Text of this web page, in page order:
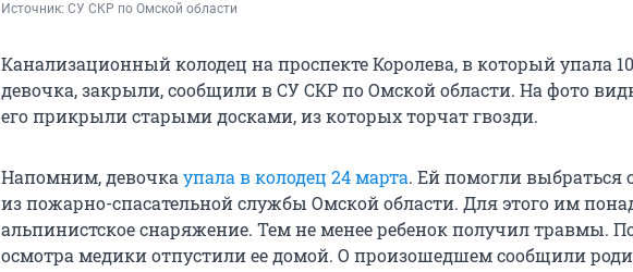
Источник: СУ СКР по Омской области
Канализационный колодец на проспекте Королева, в который упала
девочка, закрыли, сообщили в СУ СКР по Омской области. На фото
его прикрыли старыми досками, из которых торчат гвозди.
Напомним, девочка упала в колодец 24 марта. Ей помогли выбраться
из пожарно-спасательной службы Омской области. Для этого им
альпинистское снаряжение. Тем не менее ребенок получил травмы.
осмотра медики отпустили ее домой. О произошедшем сообщили